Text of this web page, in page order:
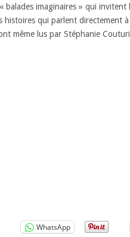
balades imaginaires » qui invitent
histoires qui parlent directement
même lus par Stéphanie
WhatsApp